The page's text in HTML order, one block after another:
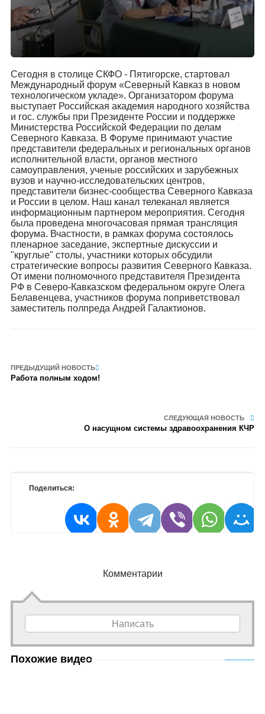
Сегодня в столице СКФО - Пятигорске, стартовал
Международный форум «Северный Кавказ в новом
технологическом укладе». Организатором форума
выступает Российская академия народного хозяйства
и гос. службы при Президенте России и поддержке
Министерства Российской Федерации по делам
Северного Кавказа. В Форуме принимают участие
представители федеральных и региональных органов
исполнительной власти, органов местного
самоуправления, ученые российских и зарубежных
вузов и научно-исследовательских центров,
представители бизнес-сообщества Северного Кавказа
и России в целом. Наш канал телеканал является
информационным партнером мероприятия. Сегодня
была проведена многочасовая прямая трансляция
форума. Вчастности, в рамках форума состоялось
пленарное заседание, экспертные дискуссии и
"круглые" столы, участники которых обсудили
стратегические вопросы развития Северного Кавказа.
От имени полномочного представителя Президента
РФ в Северо-Кавказском федеральном округе Олега
Белавенцева, участников форума поприветствовал
заместитель полпреда Андрей Галактионов.
ПРЕДЫДУЩИЙ НОВОСТЬ
Работа полным ходом!
СЛЕДУЮЩАЯ НОВОСТЬ
О насущном системы здравоохранения КЧР
Поделиться:
Комментарии
Написать
Похожие видео